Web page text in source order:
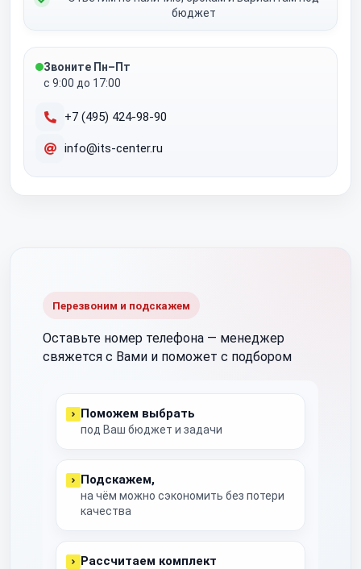
бюджет
Звоните Пн–Пт
с 9:00 до 17:00
+7 (495) 424-98-90
info@its-center.ru
Перезвоним и подскажем
Оставьте номер телефона — менеджер
свяжется с Вами и поможет с подбором
Поможем выбрать
под Ваш бюджет и задачи
Подскажем,
на чём можно сэкономить без потери
качества
Рассчитаем комплект